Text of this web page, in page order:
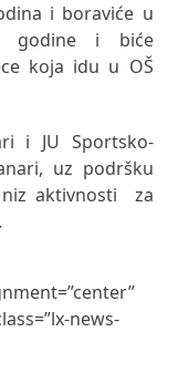
i boraviće u
godine i biće
koja idu u OŠ
i JU Sportsko-
uz podršku
aktivnosti za
news-